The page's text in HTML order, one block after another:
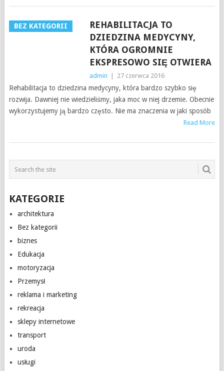
BEZ KATEGORII
REHABILITACJA TO
DZIEDZINA MEDYCYNY,
KTÓRA OGROMNIE
EKSPRESOWO SIĘ OTWIERA
admin 27 czerwca 2016
Rehabilitacja to dziedzina medycyny, która bardzo szybko się
rozwija. Dawniej nie wiedzieliśmy, jaka moc w niej drzemie. Obecnie
wykorzystujemy ją bardzo często. Nie ma znaczenia w jaki sposób
Read More
KATEGORIE
architektura
Bez kategorii
biznes
Edukacja
motoryzacja
Przemysł
reklama i marketing
rekreacja
sklepy internetowe
transport
uroda
usługi